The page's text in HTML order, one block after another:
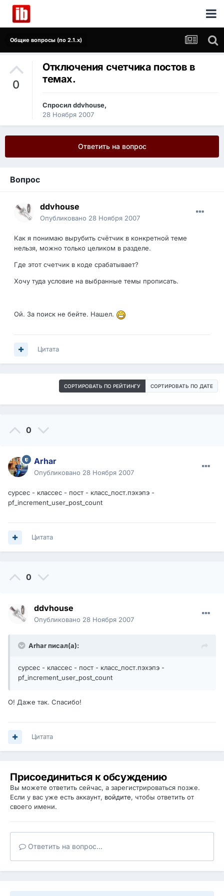
Общие вопросы (по 2.1.x)
0
Отключения счетчика постов в
темах.
Спросил ddvhouse,
28 Ноября 2007
Ответить на вопрос
Вопрос
ddvhouse
Опубликовано 28 Ноября 2007
Как я понимаю вырубить счётчик в конкретной теме
нельзя, можно только целиком в разделе.
Где этот счетчик в коде срабатывает?
Хочу туда условие на выбранные темы прописать.
Ой. За поиск не бейте. Нашел.
Цитата
СОРТИРОВАТЬ ПО РЕЙТИНГУ СОРТИРОВАТЬ ПО ДАТЕ
0
Arhar
Опубликовано 28 Ноября 2007
сурсес - классес - пост - класс_пост.пэхэпэ -
pf_increment_user_post_count
Цитата
0
ddvhouse
Опубликовано 28 Ноября 2007
Arhar писал(а):
сурсес - классес - пост - класс_пост.пэхэпэ -
pf_increment_user_post_count
О! Даже так. Спасибо!
Цитата
Присоединиться к обсуждению
Вы можете ответить сейчас, а зарегистрироваться позже.
Если у вас уже есть аккаунт, войдите, чтобы ответить от
своего имени.
Ответить на вопрос...